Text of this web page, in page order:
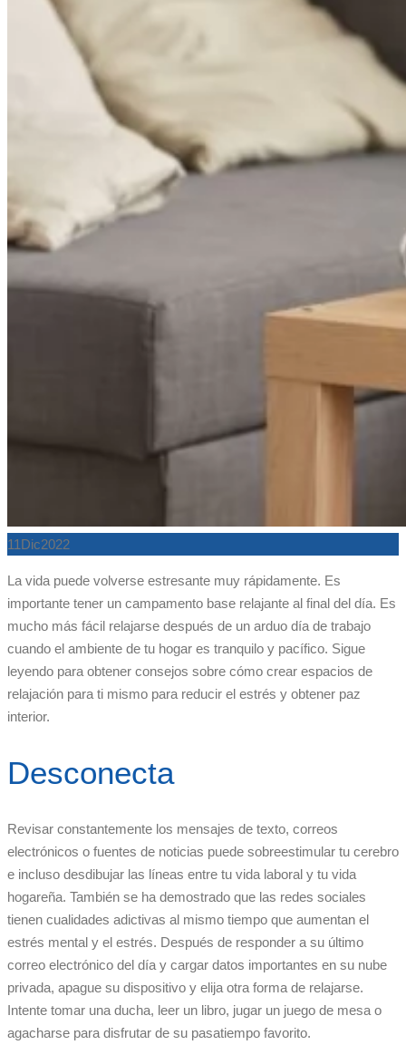
11Dic2022
La vida puede volverse estresante muy rápidamente. Es
importante tener un campamento base relajante al final del día. Es
mucho más fácil relajarse después de un arduo día de trabajo
cuando el ambiente de tu hogar es tranquilo y pacífico. Sigue
leyendo para obtener consejos sobre cómo crear espacios de
relajación para ti mismo para reducir el estrés y obtener paz
interior.
Desconecta
Revisar constantemente los mensajes de texto, correos
electrónicos o fuentes de noticias puede sobreestimular tu cerebro
e incluso desdibujar las líneas entre tu vida laboral y tu vida
hogareña. También se ha demostrado que las redes sociales
tienen cualidades adictivas al mismo tiempo que aumentan el
estrés mental y el estrés. Después de responder a su último
correo electrónico del día y cargar datos importantes en su nube
privada, apague su dispositivo y elija otra forma de relajarse.
Intente tomar una ducha, leer un libro, jugar un juego de mesa o
agacharse para disfrutar de su pasatiempo favorito.